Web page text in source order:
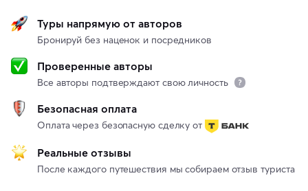
Туры напрямую от авторов
Бронируй без наценок и посредников
Проверенные авторы
Все авторы подтверждают свою личность
Безопасная оплата
Оплата через безопасную сделку от
Реальные отзывы
После каждого путешествия мы собираем отзыв туриста